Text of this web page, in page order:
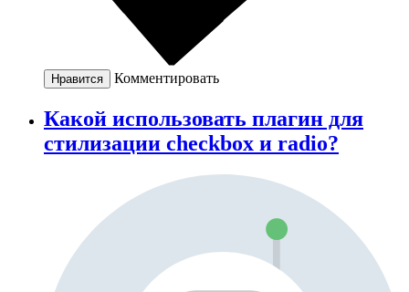
Нравится Комментировать
Какой использовать плагин для
стилизации checkbox и radio?